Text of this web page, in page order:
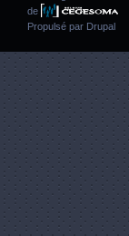
de
Propulsé par Drupal